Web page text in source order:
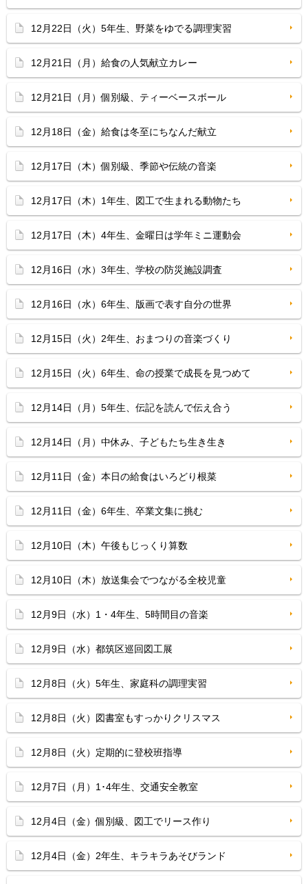
12月22日（火）5年生、野菜をゆでる調理実習
12月21日（月）給食の人気献立カレー
12月21日（月）個別級、ティーベースボール
12月18日（金）給食は冬至にちなんだ献立
12月17日（木）個別級、季節や伝統の音楽
12月17日（木）1年生、図工で生まれる動物たち
12月17日（木）4年生、金曜日は学年ミニ運動会
12月16日（水）3年生、学校の防災施設調査
12月16日（水）6年生、版画で表す自分の世界
12月15日（火）2年生、おまつりの音楽づくり
12月15日（火）6年生、命の授業で成長を見つめて
12月14日（月）5年生、伝記を読んで伝え合う
12月14日（月）中休み、子どもたち生き生き
12月11日（金）本日の給食はいろどり根菜
12月11日（金）6年生、卒業文集に挑む
12月10日（木）午後もじっくり算数
12月10日（木）放送集会でつながる全校児童
12月9日（水）1・4年生、5時間目の音楽
12月9日（水）都筑区巡回図工展
12月8日（火）5年生、家庭科の調理実習
12月8日（火）図書室もすっかりクリスマス
12月8日（火）定期的に登校班指導
12月7日（月）1･4年生、交通安全教室
12月4日（金）個別級、図工でリース作り
12月4日（金）2年生、キラキラあそびランド